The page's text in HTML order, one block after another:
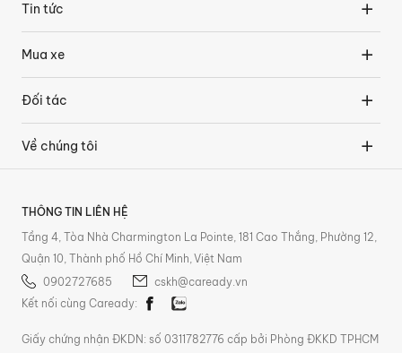
Tin tức
Mua xe
Đối tác
Về chúng tôi
THÔNG TIN LIÊN HỆ
Tầng 4, Tòa Nhà Charmington La Pointe, 181 Cao Thắng, Phường 12,
Quận 10, Thành phố Hồ Chí Minh, Việt Nam
0902727685
cskh@caready.vn
Kết nối cùng Caready:
Giấy chứng nhận ĐKDN: số 0311782776 cấp bởi Phòng ĐKKD TPHCM